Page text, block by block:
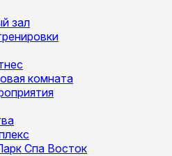
зал
комната
Спа Восток